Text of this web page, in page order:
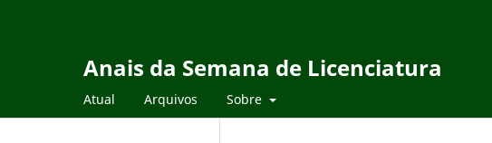
Anais da Semana de Licenciatura
Atual Arquivos Sobre